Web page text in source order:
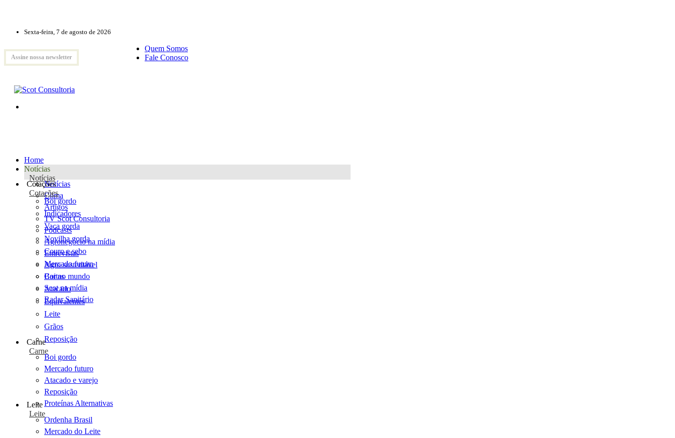
Sexta-feira, 7 de agosto de 2026
Assine nossa newsletter
Quem Somos
Fale Conosco
Home
Notícias
Notícias
Notícias
Clima
Artigos
TV Scot Consultoria
Podcasts
Agronegócio na mídia
Entrevistas
Agro sustentável
Cartas
Scot na mídia
Radar Sanitário
Cotações
Cotações
Boi gordo
Indicadores
Vaca gorda
Novilha gorda
Couro e sebo
Mercado futuro
Boi no mundo
Atacado
Equivalentes
Leite
Grãos
Reposição
Carne
Carne
Boi gordo
Mercado futuro
Atacado e varejo
Reposição
Proteínas Alternativas
Leite
Leite
Ordenha Brasil
Mercado do Leite